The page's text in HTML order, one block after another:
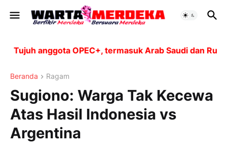
Tujuh anggota OPEC+, termasuk Arab Saudi dan
Beranda Ragam
Sugiono: Warga Tak Kecewa
Atas Hasil Indonesia vs
Argentina